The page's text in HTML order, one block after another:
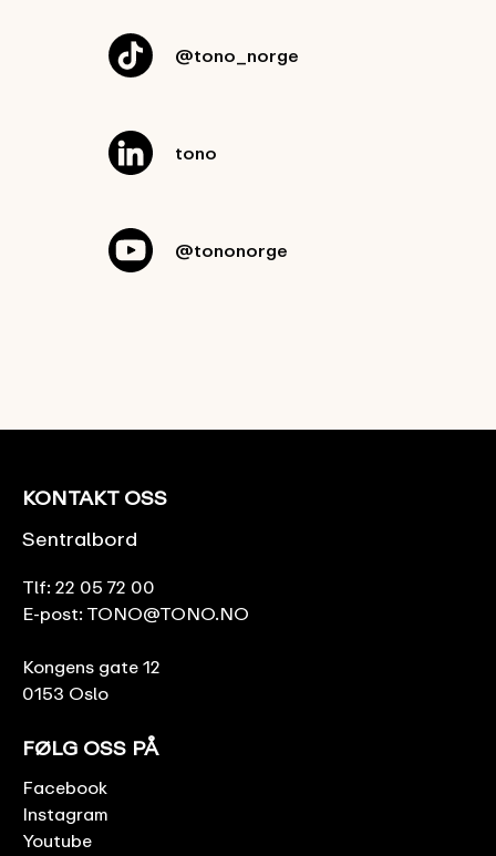
@tono_norge
tono
@tononorge
KONTAKT OSS
Sentralbord
Tlf: 22 05 72 00
E-post: TONO@TONO.NO
Kongens gate 12
0153 Oslo
FØLG OSS PÅ
Facebook
Instagram
Youtube